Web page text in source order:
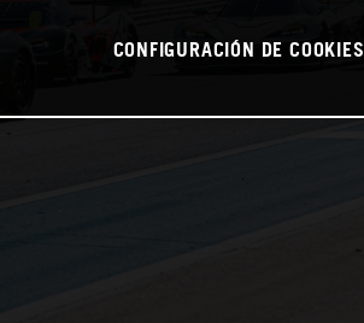
CONFIGURACIÓN DE COOKIES